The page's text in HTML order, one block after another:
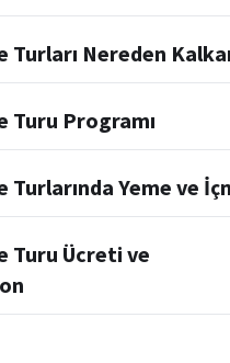
Turları Nereden
Turu Programı
Turlarında Yeme ve
Turu Ücreti ve